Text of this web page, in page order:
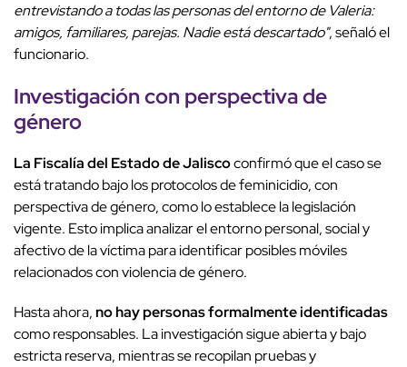
entrevistando a todas las personas del entorno de Valeria:
amigos, familiares, parejas. Nadie está descartado", señaló el
funcionario.
Investigación con perspectiva de
género
La Fiscalía del Estado de Jaliscoconfirmó que el caso se
está tratando bajo los protocolos de feminicidio, con
perspectiva de género, como lo establece la legislación
vigente. Esto implica analizar el entorno personal, social y
afectivo de la víctima para identificar posibles móviles
relacionados con violencia de género.
Hasta ahora,no hay personas formalmente identificadas
como responsables. La investigación sigue abierta y bajo
estricta reserva, mientras se recopilan pruebas y